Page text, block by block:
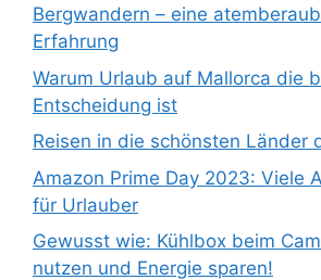
Bergwandern – eine
Erfahrung
Warum Urlaub auf Mallorca die
Entscheidung ist
Reisen in die schönsten Länder
Amazon Prime Day 2023: Viele
für Urlauber
Gewusst wie: Kühlbox beim
nutzen und Energie sparen!